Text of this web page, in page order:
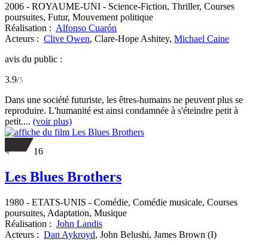
2006 - ROYAUME-UNI - Science-Fiction, Thriller, Courses
poursuites, Futur, Mouvement politique
Réalisation : Alfonso Cuarón
Acteurs : Clive Owen, Clare-Hope Ashitey, Michael Caine
avis du public :
3.9/5
Dans une société futuriste, les êtres-humains ne peuvent plus se
reproduire. L'humanité est ainsi condamnée à s'éteindre petit à
petit.... (voir plus)
16
Les Blues Brothers
1980 - ETATS-UNIS - Comédie, Comédie musicale, Courses
poursuites, Adaptation, Musique
Réalisation : John Landis
Acteurs : Dan Aykroyd, John Belushi, James Brown (I)